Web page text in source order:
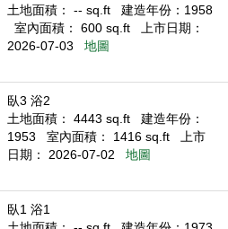
土地面積： -- sq.ft
建造年份：1958
室內面積： 600 sq.ft
上市日期：
2026-07-03
地圖
臥3 浴2
土地面積： 4443 sq.ft
建造年份：
1953
室內面積： 1416 sq.ft
上市
日期： 2026-07-02
地圖
臥1 浴1